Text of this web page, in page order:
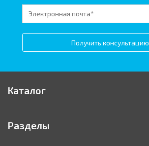
Получить консультацию
Каталог
Разделы